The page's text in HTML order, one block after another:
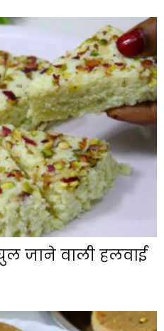
जाने वाली हलवाई